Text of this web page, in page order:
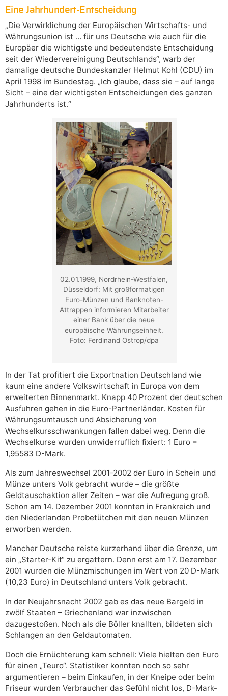
Eine Jahrhundert-Entscheidung
„Die Verwirklichung der Europäischen Wirtschafts- und
Währungsunion ist … für uns Deutsche wie auch für die
Europäer die wichtigste und bedeutendste Entscheidung
seit der Wiedervereinigung Deutschlands“, warb der
damalige deutsche Bundeskanzler Helmut Kohl (CDU) im
April 1998 im Bundestag. „Ich glaube, dass sie – auf lange
Sicht – eine der wichtigsten Entscheidungen des ganzen
Jahrhunderts ist.“
02.01.1999, Nordrhein-Westfalen,
Düsseldorf: Mit großformatigen
Euro-Münzen und Banknoten-
Attrappen informieren Mitarbeiter
einer Bank über die neue
europäische Währungseinheit.
Foto: Ferdinand Ostrop/dpa
In der Tat profitiert die Exportnation Deutschland wie
kaum eine andere Volkswirtschaft in Europa von dem
erweiterten Binnenmarkt. Knapp 40 Prozent der deutschen
Ausfuhren gehen in die Euro-Partnerländer. Kosten für
Währungsumtausch und Absicherung von
Wechselkursschwankungen fallen dabei weg. Denn die
Wechselkurse wurden unwiderruflich fixiert: 1 Euro =
1,95583 D-Mark.
Als zum Jahreswechsel 2001-2002 der Euro in Schein und
Münze unters Volk gebracht wurde – die größte
Geldtauschaktion aller Zeiten – war die Aufregung groß.
Schon am 14. Dezember 2001 konnten in Frankreich und
den Niederlanden Probetütchen mit den neuen Münzen
erworben werden.
Mancher Deutsche reiste kurzerhand über die Grenze, um
ein „Starter-Kit“ zu ergattern. Denn erst am 17. Dezember
2001 wurden die Münzmischungen im Wert von 20 D-Mark
(10,23 Euro) in Deutschland unters Volk gebracht.
In der Neujahrsnacht 2002 gab es das neue Bargeld in
zwölf Staaten – Griechenland war inzwischen
dazugestoßen. Noch als die Böller knallten, bildeten sich
Schlangen an den Geldautomaten.
Doch die Ernüchterung kam schnell: Viele hielten den Euro
für einen „Teuro“. Statistiker konnten noch so sehr
argumentieren – beim Einkaufen, in der Kneipe oder beim
Friseur wurden Verbraucher das Gefühl nicht los, D-Mark-